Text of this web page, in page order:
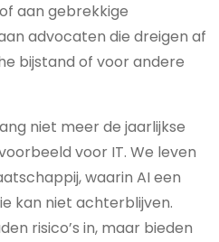
aan gebrekkige
advocaten die dreigen af
bijstand of voor andere
niet meer de jaarlijkse
voor IT. We leven
waarin AI een
kan niet achterblijven.
risico’s in, maar bieden